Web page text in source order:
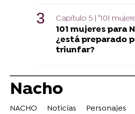
Capítulo 5 | ‘101
101 mujeres para
¿está preparado
triunfar?
Nacho
NACHO Noticias Personajes